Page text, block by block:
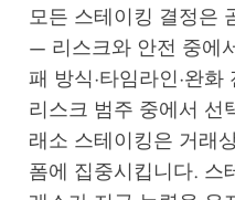
모든 스테이킹 결정은
— 리스크와 안전 중에
패 방식·타임라인·완
리스크 범주 중에서 선
래소 스테이킹은 거래
폼에 집중시킵니다. 스